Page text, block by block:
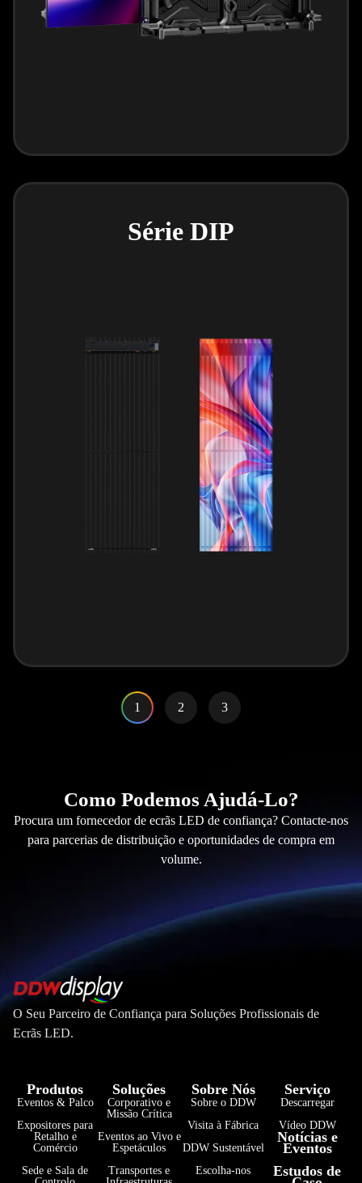
Série DIP
1 2 3
Como Podemos Ajudá-Lo?
Procura um fornecedor de ecrãs LED de confiança? Contacte-nos
para parcerias de distribuição e oportunidades de compra em
volume.
O Seu Parceiro de Confiança para Soluções Profissionais de
Ecrãs LED.
Produtos
Eventos & Palco
Expositores para
Retalho e
Comércio
Sede e Sala de
Soluções
Corporativo e
Missão Crítica
Eventos ao Vivo e
Espetáculos
Transportes e
Sobre Nós
Sobre o DDW
Visita à Fábrica
DDW Sustentável
Escolha-nos
Serviço
Descarregar
Vídeo DDW
Notícias e
Eventos
Estudos de
فارسی